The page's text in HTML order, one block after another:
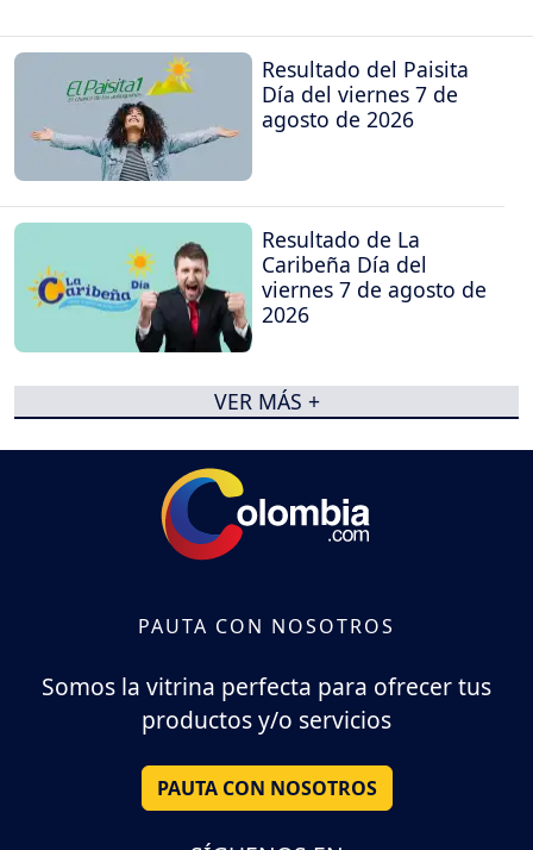
Resultado del Paisita
Día del viernes 7 de
agosto de 2026
Resultado de La
Caribeña Día del
viernes 7 de agosto de
2026
VER MÁS +
PAUTA CON NOSOTROS
Somos la vitrina perfecta para ofrecer tus
productos y/o servicios
PAUTA CON NOSOTROS